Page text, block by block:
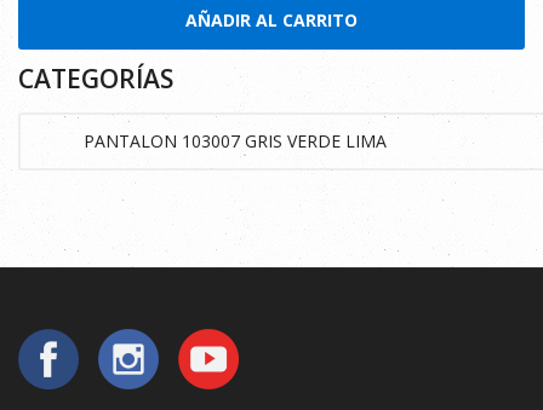
AÑADIR AL CARRITO
CATEGORÍAS